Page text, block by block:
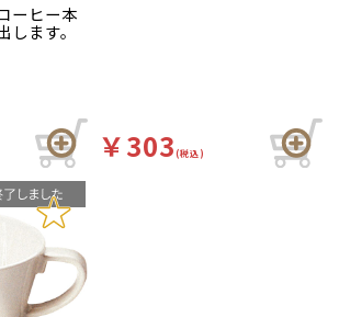
ーヒー本
ます。
￥303(税込)